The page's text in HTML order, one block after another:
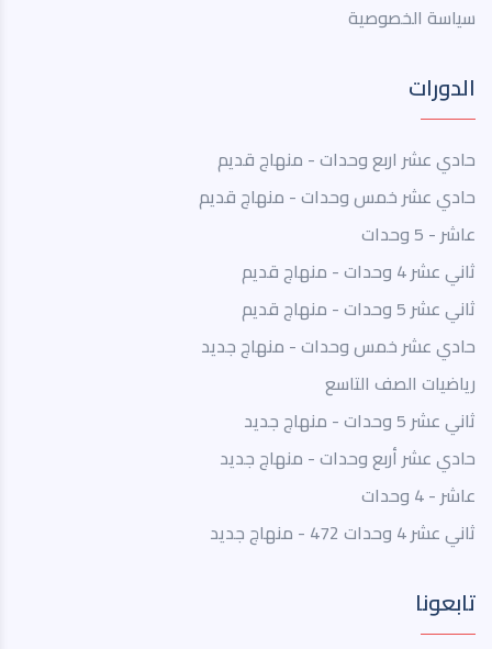
سياسة الخصوصية
الدورات
حادي عشر اربع وحدات - منهاج قديم
حادي عشر خمس وحدات - منهاج قديم
عاشر - 5 وحدات
ثاني عشر 4 وحدات - منهاج قديم
ثاني عشر 5 وحدات - منهاج قديم
حادي عشر خمس وحدات - منهاج جديد
رياضيات الصف التاسع
ثاني عشر 5 وحدات - منهاج جديد
حادي عشر أربع وحدات - منهاج جديد
عاشر - 4 وحدات
ثاني عشر 4 وحدات 472 - منهاج جديد
تابعونا